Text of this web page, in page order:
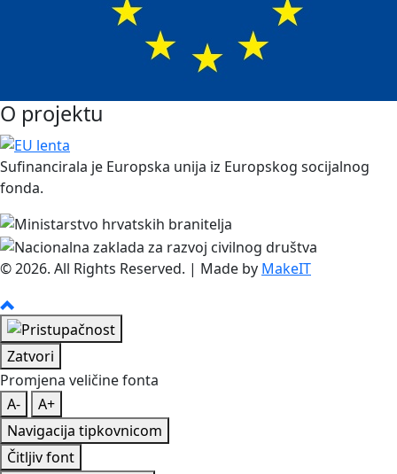
O projektu
Sufinancirala je Europska unija iz Europskog socijalnog
fonda.
© 2026. All Rights Reserved. | Made by MakeIT
Zatvori
Promjena veličine fonta
A-
A+
Navigacija tipkovnicom
Čitljiv font